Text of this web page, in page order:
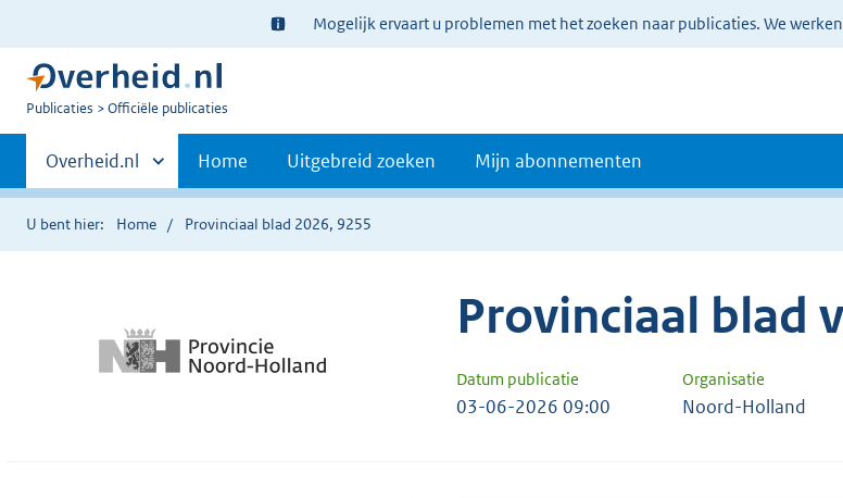
Ter
informatie:
Mogelijk ervaart u problemen met het zoeken naar publicaties. We
U
Publicaties Officiële publicaties
Primaire
navigatie
Andere
sites
binnen
Overheid.nl Home Uitgebreid zoeken Mijn abonnementen
U bent hier: Home Provinciaal blad 2026, 9255
Provinciaal blad
Datum publicatie Organisatie
03-06-2026 09:00 Noord-Holland